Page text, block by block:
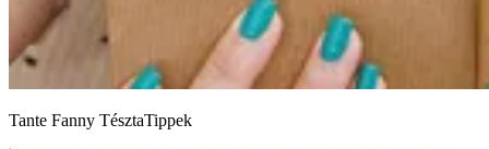
Tante Fanny TésztaTippek